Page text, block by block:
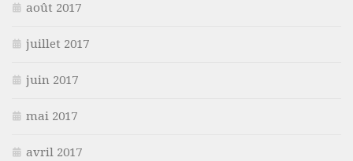
août 2017
juillet 2017
juin 2017
mai 2017
avril 2017